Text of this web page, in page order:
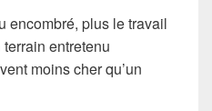
encombré, plus le travail
entretenu
moins cher qu’un